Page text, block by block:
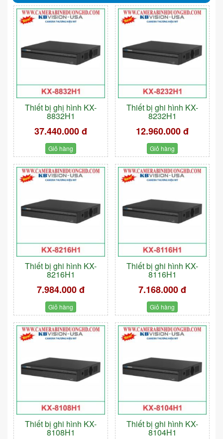
Thiết bị ghị hình KX-
8832H1
37.440.000 đ
Giỏ hàng
Thiết bị ghi hình KX-
8232H1
12.960.000 đ
Giỏ hàng
Thiết bị ghi hình KX-
8216H1
7.984.000 đ
Giỏ hàng
Thiết bị ghi hình KX-
8116H1
7.168.000 đ
Giỏ hàng
Thiết bị ghi hình KX-
8108H1
Thiết bị ghi hình KX-
8104H1